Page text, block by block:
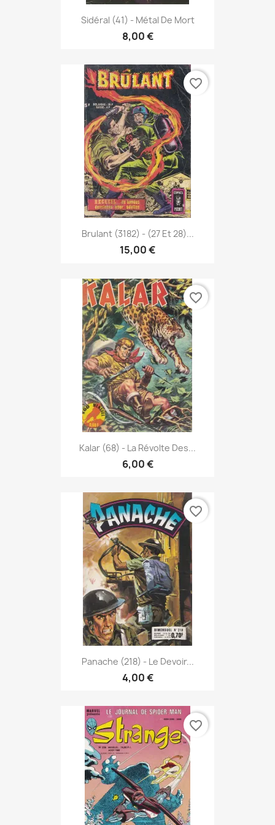
Sidéral (41) - Métal De Mort
8,00 €
Brulant (3182) - (27 Et 28)...
15,00 €
favorite_border
Kalar (68) - La Révolte Des...
6,00 €
favorite_border
Panache (218) - Le Devoir...
4,00 €
favorite_border
favorite_border